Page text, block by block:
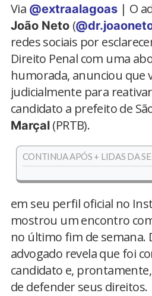
Via @extraalagoas| O
João Neto (
redes sociais por
Direito Penal com uma
humorada, anunciou que
judicialmente para
candidato a prefeito de
Marçal (PRTB).
CONTINUA APÓS + LIDAS DA
em seu perfil oficial no
mostrou um encontro
no último fim de semana.
advogado revela que foi
candidato e,
de defender seus direitos.